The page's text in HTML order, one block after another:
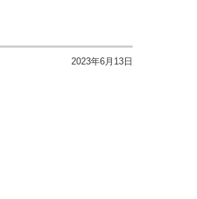
2023年6月13日